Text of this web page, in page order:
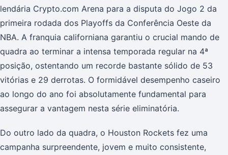
lendária Crypto.com Arena para a disputa do Jogo 2 da
primeira rodada dos Playoffs da Conferência Oeste da
NBA. A franquia californiana garantiu o crucial mando de
quadra ao terminar a intensa temporada regular na 4ª
posição, ostentando um recorde bastante sólido de 53
vitórias e 29 derrotas. O formidável desempenho caseiro
ao longo do ano foi absolutamente fundamental para
assegurar a vantagem nesta série eliminatória.
Do outro lado da quadra, o Houston Rockets fez uma
campanha surpreendente, jovem e muito consistente,